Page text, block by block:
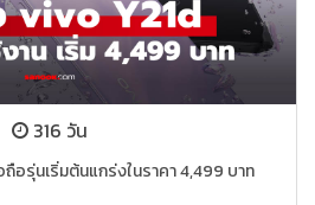
316 วัน
ถือรุ่นเริ่มต้นแกร่งในราคา 4,499 บาท